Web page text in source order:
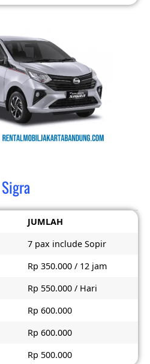
Sigra
JUMLAH
7 pax include Sopir
Rp 350.000 / 12 jam
Rp 550.000 / Hari
Rp 600.000
Rp 600.000
Rp 500.000